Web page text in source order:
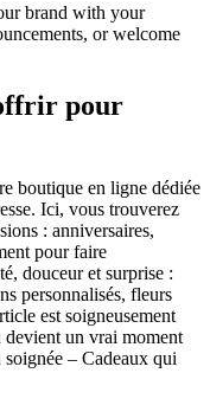
brand with your
or welcome
pour
boutique en ligne dédiée
Ici, vous trouverez
: anniversaires,
pour faire
douceur et surprise :
personnalisés, fleurs
est soigneusement
un vrai moment
– Cadeaux qui